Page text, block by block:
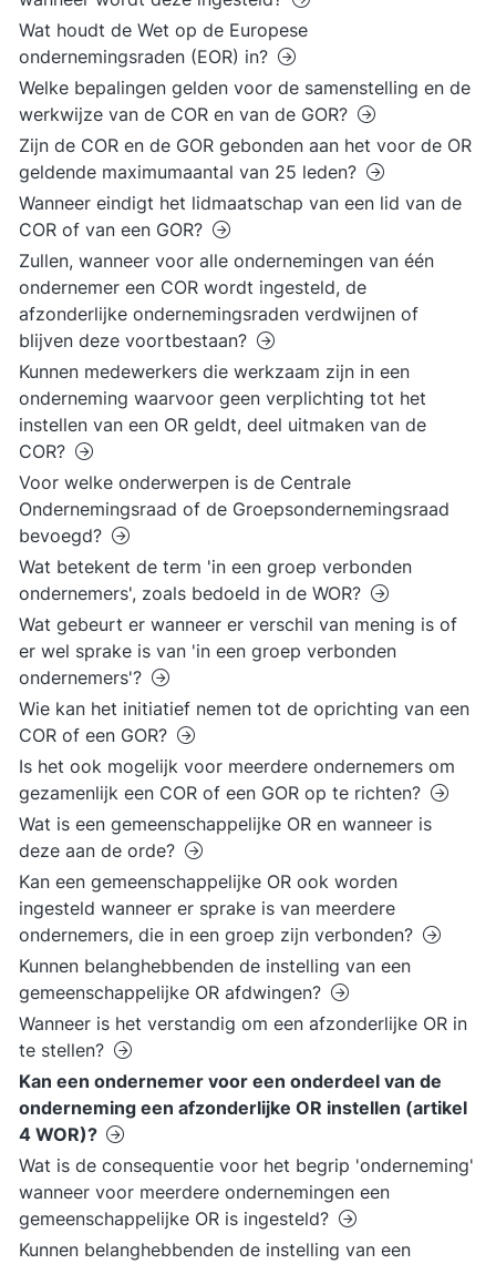
Wat houdt de Wet op de Europese
ondernemingsraden (EOR) in?
Welke bepalingen gelden voor de samenstelling en de
werkwijze van de COR en van de GOR?
Zijn de COR en de GOR gebonden aan het voor de OR
geldende maximumaantal van 25 leden?
Wanneer eindigt het lidmaatschap van een lid van de
COR of van een GOR?
Zullen, wanneer voor alle ondernemingen van één
ondernemer een COR wordt ingesteld, de
afzonderlijke ondernemingsraden verdwijnen of
blijven deze voortbestaan?
Kunnen medewerkers die werkzaam zijn in een
onderneming waarvoor geen verplichting tot het
instellen van een OR geldt, deel uitmaken van de
COR?
Voor welke onderwerpen is de Centrale
Ondernemingsraad of de Groepsondernemingsraad
bevoegd?
Wat betekent de term 'in een groep verbonden
ondernemers', zoals bedoeld in de WOR?
Wat gebeurt er wanneer er verschil van mening is of
er wel sprake is van 'in een groep verbonden
ondernemers'?
Wie kan het initiatief nemen tot de oprichting van een
COR of een GOR?
Is het ook mogelijk voor meerdere ondernemers om
gezamenlijk een COR of een GOR op te richten?
Wat is een gemeenschappelijke OR en wanneer is
deze aan de orde?
Kan een gemeenschappelijke OR ook worden
ingesteld wanneer er sprake is van meerdere
ondernemers, die in een groep zijn verbonden?
Kunnen belanghebbenden de instelling van een
gemeenschappelijke OR afdwingen?
Wanneer is het verstandig om een afzonderlijke OR in
te stellen?
Kan een ondernemer voor een onderdeel van de
onderneming een afzonderlijke OR instellen (artikel
4 WOR)?
Wat is de consequentie voor het begrip 'onderneming'
wanneer voor meerdere ondernemingen een
gemeenschappelijke OR is ingesteld?
Kunnen belanghebbenden de instelling van een